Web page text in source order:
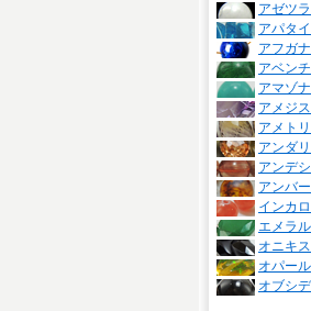
アゼツ
アパタイ
アフガ
アベン
アマゾ
アメジス
アメト
アンダ
アンデ
アンバー
インカ
エメラ
オニキス
オパール
オブシ